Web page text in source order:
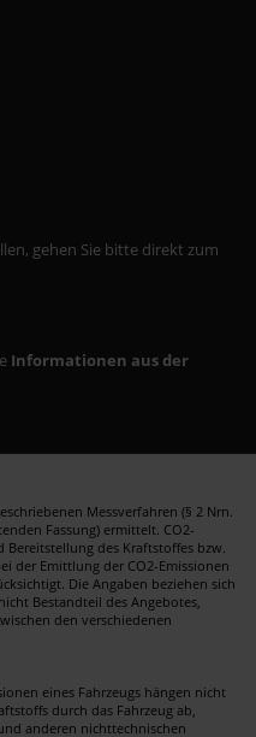
gehen Sie bitte direkt zum
Informationen aus der
Messverfahren (§ 2 Nrn.
Fassung) ermittelt. CO2-
des Kraftstoffes bzw.
der Emittlung der CO2-Emissionen
Die Angaben beziehen sich
Bestandteil des Angebotes,
den verschiedenen
eines Fahrzeugs hängen nicht
durch das Fahrzeug ab,
anderen nichttechnischen